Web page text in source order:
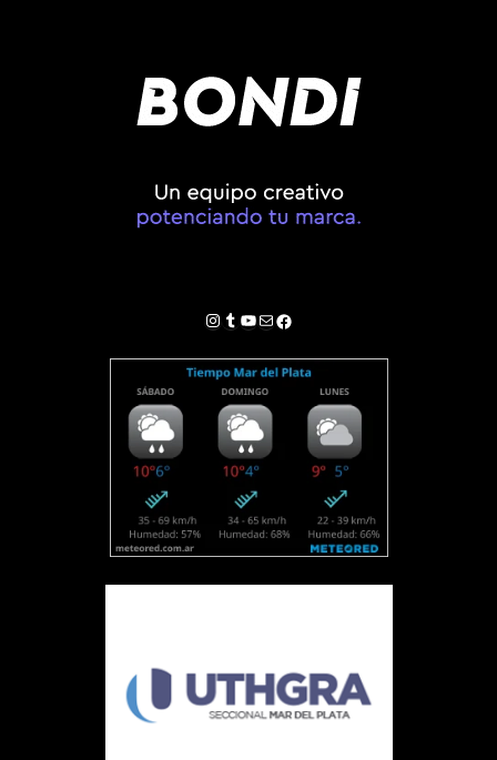
Instagram
Tumblr
YouTube
Correo electrónico
Facebook